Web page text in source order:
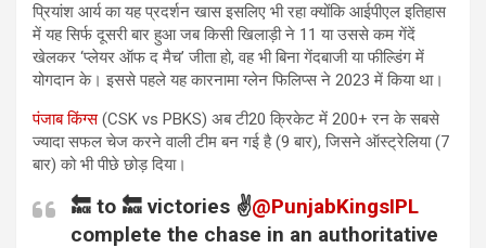
प्रियांश आर्य का यह प्रदर्शन खास इसलिए भी रहा क्योंकि आईपीएल इतिहास
में यह सिर्फ दूसरी बार हुआ जब किसी खिलाड़ी ने 11 या उससे कम गेंदें
खेलकर ‘प्लेयर ऑफ द मैच’ जीता हो, वह भी बिना गेंदबाजी या फील्डिंग में
योगदान के। इससे पहले यह कारनामा ग्लेन फिलिप्स ने 2023 में किया था।
पंजाब किंग्स(CSK vs PBKS) अब टी20 क्रिकेट में 200+ रन के सबसे
ज्यादा सफल चेज करने वाली टीम बन गई है (9 बार), जिसने ऑस्ट्रेलिया (7
बार) को भी पीछे छोड़ दिया।
🔙 to 🔙 victories ✌️@PunjabKingsIPL
complete the chase in an authoritative